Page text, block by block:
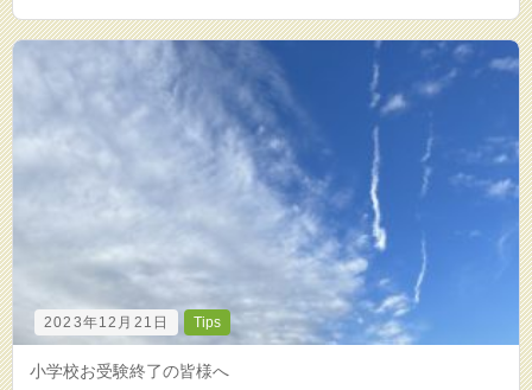
2023年12月21日 Tips
小学校お受験終了の皆様へ